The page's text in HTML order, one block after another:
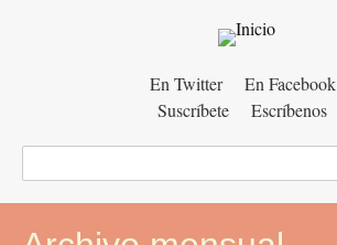
En Twitter
En Facebook
Suscríbete
Escríbenos